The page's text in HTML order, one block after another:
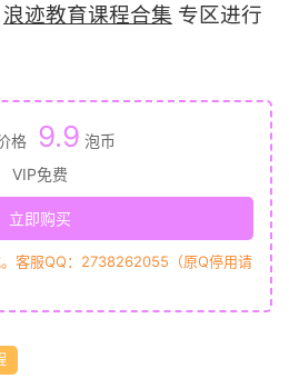
浪迹教育课程合集 专区进行
格 9.9 泡币
VIP免费
立即购买
客服QQ：2738262055（原Q停用请